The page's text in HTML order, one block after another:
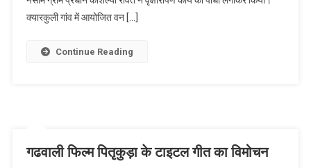
क्यारकुली गांव में आयोजित वन […]
Continue Reading
गढवाली फिल्म पितृकुड़ा के टाइटल गीत का विमोचन